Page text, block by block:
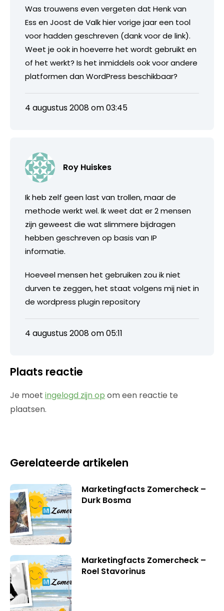
Was trouwens even vergeten dat Henk van
Ess en Joost de Valk hier vorige jaar een tool
voor hadden geschreven (dank voor de link).
Weet je ook in hoeverre het wordt gebruikt en
of het werkt? Is het inmiddels ook voor andere
platformen dan WordPress beschikbaar?
4 augustus 2008 om 03:45
Roy Huiskes
Ik heb zelf geen last van trollen, maar de
methode werkt wel. Ik weet dat er 2 mensen
zijn geweest die wat slimmere bijdragen
hebben geschreven op basis van IP
informatie.
Hoeveel mensen het gebruiken zou ik niet
durven te zeggen, het staat volgens mij niet in
de wordpress plugin repository
4 augustus 2008 om 05:11
Plaats reactie
Je moet ingelogd zijn op om een reactie te
plaatsen.
Gerelateerde artikelen
Marketingfacts Zomercheck –
Durk Bosma
Marketingfacts Zomercheck –
Roel Stavorinus